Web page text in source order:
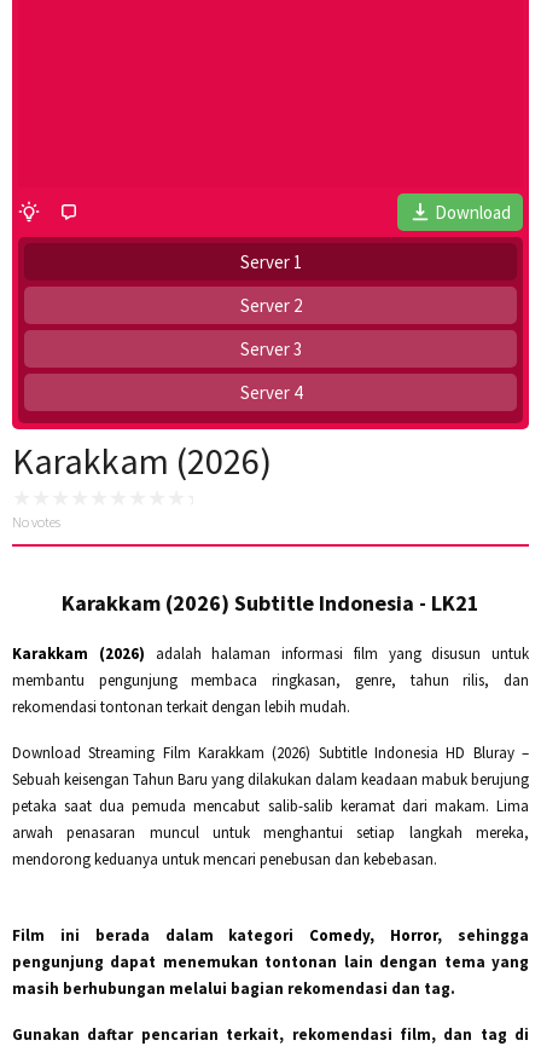
Download
Server 1
Server 2
Server 3
Server 4
Karakkam (2026)
No votes
Karakkam (2026) Subtitle Indonesia - LK21
Karakkam (2026) adalah halaman informasi film yang disusun untuk
membantu pengunjung membaca ringkasan, genre, tahun rilis, dan
rekomendasi tontonan terkait dengan lebih mudah.
Download Streaming Film Karakkam (2026) Subtitle Indonesia HD Bluray –
Sebuah keisengan Tahun Baru yang dilakukan dalam keadaan mabuk berujung
petaka saat dua pemuda mencabut salib-salib keramat dari makam. Lima
arwah penasaran muncul untuk menghantui setiap langkah mereka,
mendorong keduanya untuk mencari penebusan dan kebebasan.
Film ini berada dalam kategori Comedy, Horror, sehingga
pengunjung dapat menemukan tontonan lain dengan tema yang
masih berhubungan melalui bagian rekomendasi dan tag.
Gunakan daftar pencarian terkait, rekomendasi film, dan tag di